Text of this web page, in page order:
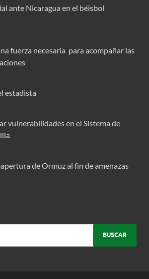
ante Nicaragua en el béisbol
fuerza necesaria para acompañar las
estadista
vulnerabilidades en el Sistema de
de Ormuz al fin de amenazas